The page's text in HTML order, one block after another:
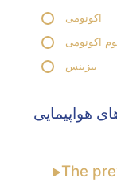
اکونومی
اکونومی
بیزینس
The